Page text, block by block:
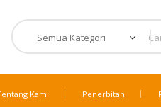
Kami Penerbitan